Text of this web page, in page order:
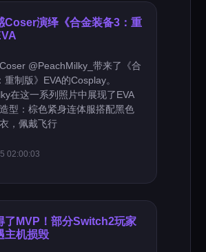
Coser演绎《合金装备3：重
@PeachMilky_带来了《合
重制版》EVA的Cosplay。
在这一系列照片中展现了EVA
型：棕色紧身连体服搭配黑色
，佩戴飞行
02:00:03
了MVP！部分Switch2玩家
主机损毁